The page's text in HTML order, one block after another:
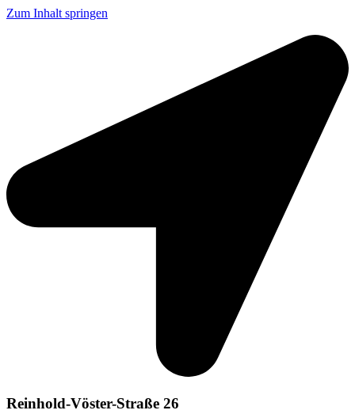
Zum Inhalt springen
Reinhold-Vöster-Straße 26